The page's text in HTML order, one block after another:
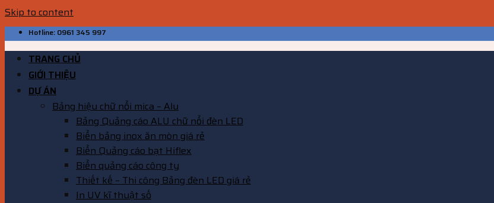
Skip to content
Hotline: 0961 345 997
TRANG CHỦ
GIỚI THIỆU
DỰ ÁN
Bảng hiệu chữ nổi mica – Alu
Bảng Quảng cáo ALU chữ nổi đèn LED
Biển bảng inox ăn mòn giá rẻ
Biển Quảng cáo bạt Hiflex
Biển quảng cáo công ty
Thiết kế – Thi công Bảng đèn LED giá rẻ
In UV kĩ thuật số